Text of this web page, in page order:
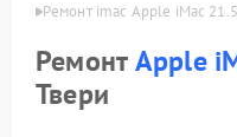
Ремонт imac Apple iMac
РемонтApple
Твери